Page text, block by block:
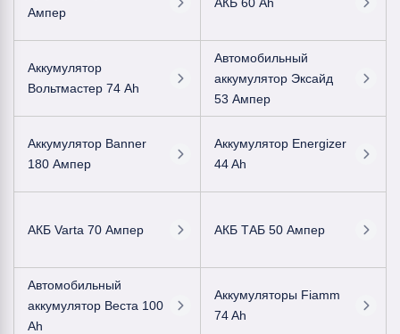
Ампер
Аккумулятор
Вольтмастер 74 Ah
Автомобильный
аккумулятор Эксайд
53 Ампер
Аккумулятор Banner
180 Ампер
Аккумулятор Energizer
44 Ah
АКБ Varta 70 Ампер АКБ ТАБ 50 Ампер
Автомобильный
аккумулятор Веста 100
Ah
Аккумуляторы Fiamm
74 Ah